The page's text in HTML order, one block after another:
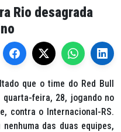
Rio desagrada
que o time do Red Bull
feira, 28, jogando no
contra o Internacional-RS.
das duas equipes,